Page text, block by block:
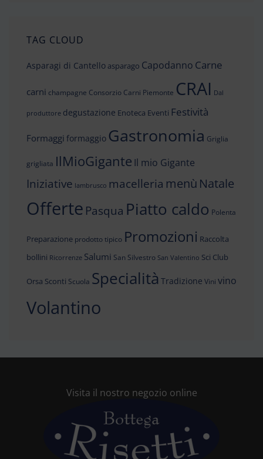
TAG CLOUD
Asparagi di Cantello asparago Capodanno Carne
carni champagne Consorzio Carni Piemonte CRAI Dal
produttore degustazione Enoteca Eventi Festività
Formaggi formaggio Gastronomia Griglia
grigliata IlMioGigante Il mio Gigante
Iniziative lambrusco macelleria menù Natale
Offerte Pasqua Piatto caldo Polenta
Preparazione prodotto tipico Promozioni Raccolta
bollini Ricorrenze Salumi San Silvestro San Valentino Sci Club
Orsa Sconti Scuola Specialità Tradizione Vini vino
Volantino
Visita il nostro negozio online